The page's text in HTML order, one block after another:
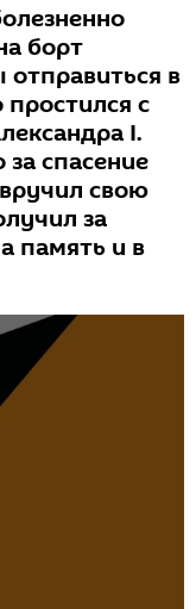
борт
отправиться в
с
I.
спасение
свою
за
память и в